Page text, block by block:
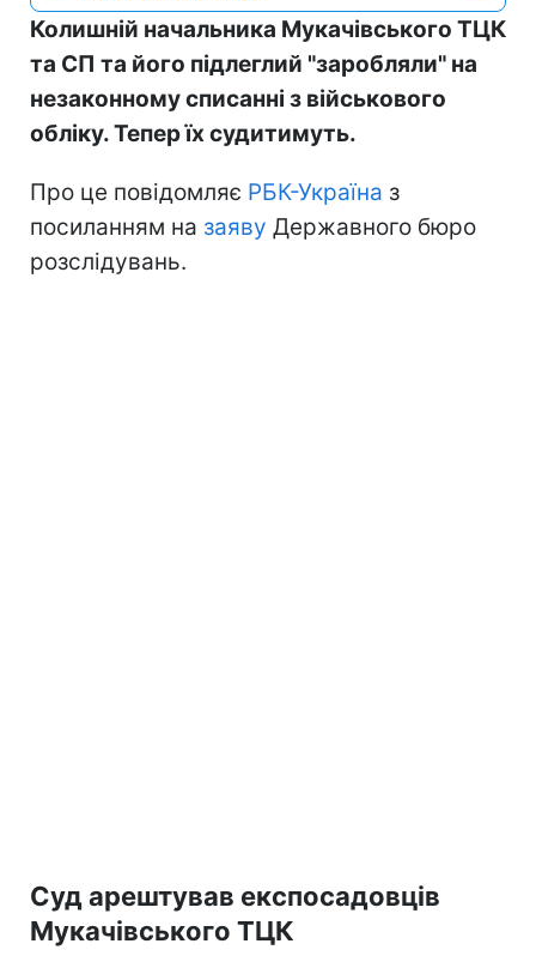
Колишній начальника Мукачівського ТЦК
та СП та його підлеглий "заробляли" на
незаконному списанні з військового
обліку. Тепер їх судитимуть.
Про це повідомляє РБК-Україна з
посиланням на заяву Державного бюро
розслідувань.
Суд арештував експосадовців
Мукачівського ТЦК